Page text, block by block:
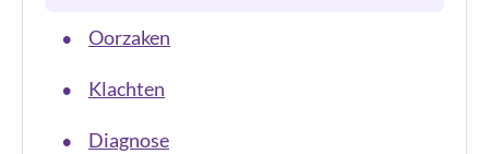
• Oorzaken
• Klachten
• Diagnose